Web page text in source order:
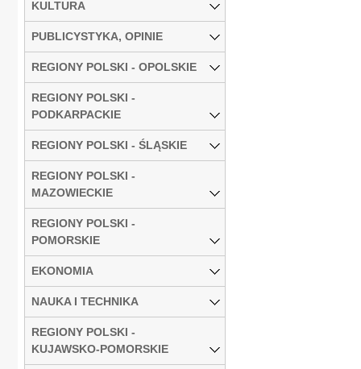
KULTURA
PUBLICYSTYKA, OPINIE
REGIONY POLSKI - OPOLSKIE
REGIONY POLSKI -
PODKARPACKIE
REGIONY POLSKI - ŚLĄSKIE
REGIONY POLSKI -
MAZOWIECKIE
REGIONY POLSKI -
POMORSKIE
EKONOMIA
NAUKA I TECHNIKA
REGIONY POLSKI -
KUJAWSKO-POMORSKIE